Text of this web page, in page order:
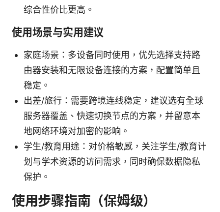
综合性价比更高。
使用场景与实用建议
家庭场景：多设备同时使用，优先选择支持路
由器安装和无限设备连接的方案，配置简单且
稳定。
出差/旅行：需要跨境连线稳定，建议选有全球
服务器覆盖、快速切换节点的方案，并留意本
地网络环境对加密的影响。
学生/教育用途：对价格敏感，关注学生/教育计
划与学术资源的访问需求，同时确保数据隐私
保护。
使用步骤指南（保姆级）